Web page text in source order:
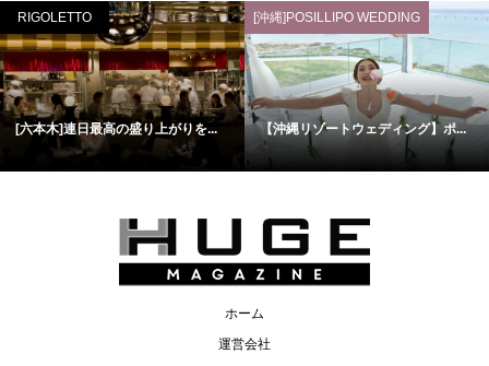
RIGOLETTO
[六本木]連日最高の盛り上がりを...
[沖縄]POSILLIPO WEDDING
【沖縄リゾートウェディング】ポ...
ホーム
運営会社